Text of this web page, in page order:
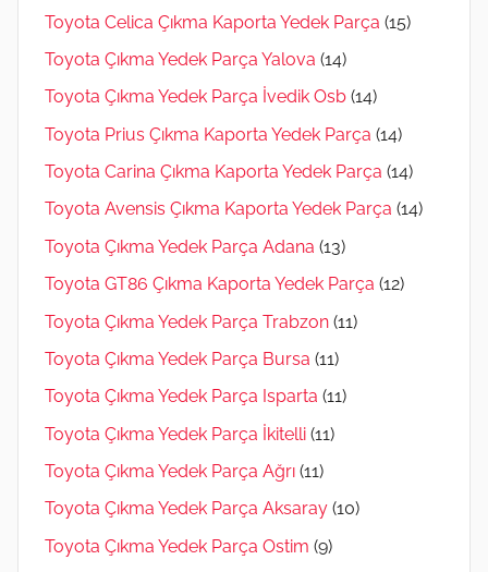
Toyota Celica Çıkma Kaporta Yedek Parça (15)
Toyota Çıkma Yedek Parça Yalova (14)
Toyota Çıkma Yedek Parça İvedik Osb (14)
Toyota Prius Çıkma Kaporta Yedek Parça (14)
Toyota Carina Çıkma Kaporta Yedek Parça (14)
Toyota Avensis Çıkma Kaporta Yedek Parça (14)
Toyota Çıkma Yedek Parça Adana (13)
Toyota GT86 Çıkma Kaporta Yedek Parça (12)
Toyota Çıkma Yedek Parça Trabzon (11)
Toyota Çıkma Yedek Parça Bursa (11)
Toyota Çıkma Yedek Parça Isparta (11)
Toyota Çıkma Yedek Parça İkitelli (11)
Toyota Çıkma Yedek Parça Ağrı (11)
Toyota Çıkma Yedek Parça Aksaray (10)
Toyota Çıkma Yedek Parça Ostim (9)